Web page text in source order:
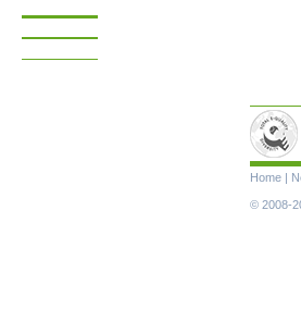
Home |
© 2008-